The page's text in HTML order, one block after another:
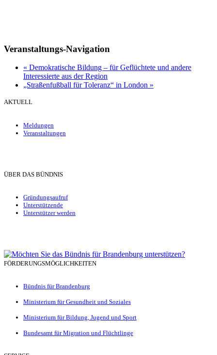
Veranstaltungs-Navigation
« Demokratische Bildung – für Geflüchtete und andere
Interessierte aus der Region
„Straßenfußball für Toleranz“ in London »
AKTUELL
Meldungen
Veranstaltungen
ÜBER DAS BÜNDNIS
Gründungsaufruf
Unterstützende
Unterstützer werden
FÖRDERUNGSMÖGLICHKEITEN
Bündnis für Brandenburg
Ministerium für Gesundheit und Soziales
Ministerium für Bildung, Jugend und Sport
Bundesamt für Migration und Flüchtlinge